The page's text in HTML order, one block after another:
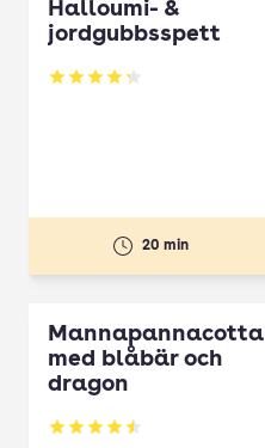
Halloumi- &
jordgubbsspett
Betyg: 4.3 av 5
20 min
Mannapannacotta
med blåbär och
dragon
Betyg: 4.5 av 5